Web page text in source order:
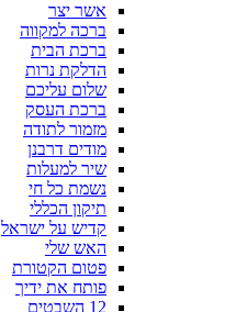
אשר יצר
ברכה למקווה
ברכת הבית
הדלקת נרות
שלום עליכם
ברכת העסק
מזמור לתודה
מודים דרבנן
שיר למעלות
נשמת כל חי
תיקון הכללי
קדיש על ישראל
האש שלי
פטום הקטורת
פותח את ידיך
12 השבטים